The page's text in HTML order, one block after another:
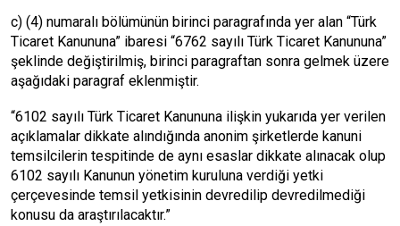
c) (4) numaralı bölümünün birinci paragrafında yer alan “Türk
Ticaret Kanununa” ibaresi “6762 sayılı Türk Ticaret Kanununa”
şeklinde değiştirilmiş, birinci paragraftan sonra gelmek üzere
aşağıdaki paragraf eklenmiştir.
“6102 sayılı Türk Ticaret Kanununa ilişkin yukarıda yer verilen
açıklamalar dikkate alındığında anonim şirketlerde kanuni
temsilcilerin tespitinde de aynı esaslar dikkate alınacak olup
6102 sayılı Kanunun yönetim kuruluna verdiği yetki
çerçevesinde temsil yetkisinin devredilip devredilmediği
konusu da araştırılacaktır.”